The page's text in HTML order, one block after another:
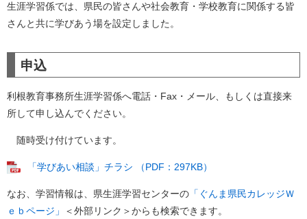
生涯学習係では、県民の皆さんや社会教育・学校教育に関係する皆
さんと共に学びあう場を設定しました。
申込
利根教育事務所生涯学習係へ電話・Fax・メール、もしくは直接来
所して申し込んでください。
随時受け付けています。
「学びあい相談」チラシ （PDF：297KB）
なお、学習情報は、県生涯学習センターの 「ぐんま県民カレッジＷ
ｅｂページ」
＜外部リンク＞からも検索できます。